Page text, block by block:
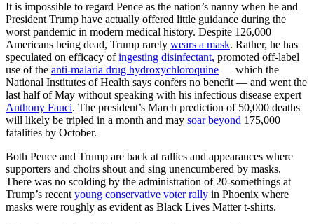
It is impossible to regard Pence as the nation’s nanny when he and
President Trump have actually offered little guidance during the
worst pandemic in modern medical history. Despite 126,000
Americans being dead, Trump rarely wears a mask. Rather, he has
speculated on efficacy ofingesting disinfectant, promoted off-label
use of the anti-malaria drug hydroxychloroquine — which the
National Institutes of Health says confers no benefit — and went the
last half of May without speaking with his infectious disease expert
Anthony Fauci. The president’s March prediction of 50,000 deaths
will likely be tripled in a month and may soar beyond 175,000
fatalities by October.
Both Pence and Trump are back at rallies and appearances where
supporters and choirs shout and sing unencumbered by masks.
There was no scolding by the administration of 20-somethings at
Trump’s recent young conservative voter rally in Phoenix where
masks were roughly as evident as Black Lives Matter t-shirts.